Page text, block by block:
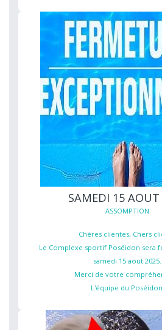
SAMEDI 15
ASSOMPTION
Chères clientes, Chers
Le Complexe sportif Poséidon sera
samedi 15 aout 2025.
Merci de votre
L'équipe du Poséidon.